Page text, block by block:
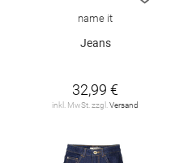
name it
Jeans
32,99 €
inkl. MwSt. zzgl. Versand